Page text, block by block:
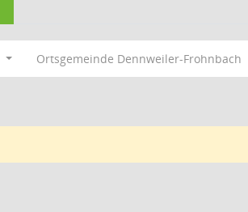
Ortsgemeinde Dennweiler-Frohnbach